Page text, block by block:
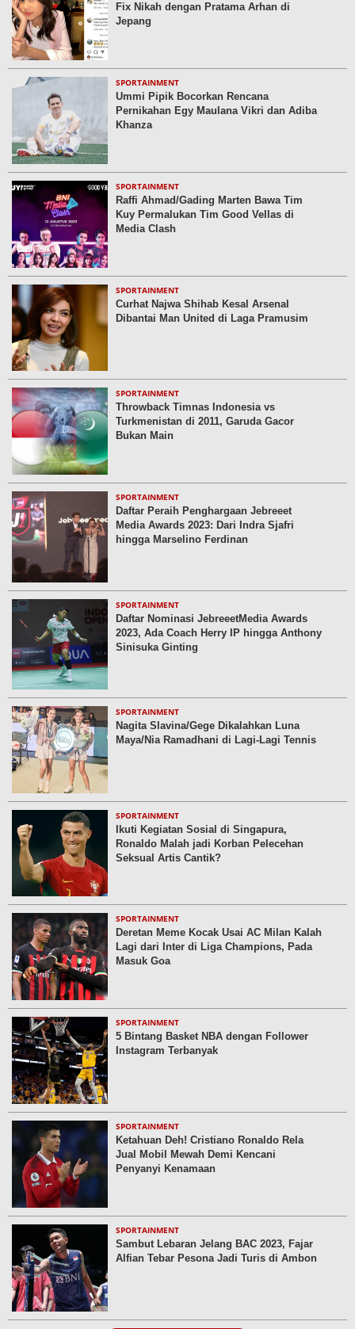
Fix Nikah dengan Pratama Arhan di
Jepang
SPORTAINMENT
Ummi Pipik Bocorkan Rencana
Pernikahan Egy Maulana Vikri dan Adiba
Khanza
SPORTAINMENT
Raffi Ahmad/Gading Marten Bawa Tim
Kuy Permalukan Tim Good Vellas di
Media Clash
SPORTAINMENT
Curhat Najwa Shihab Kesal Arsenal
Dibantai Man United di Laga Pramusim
SPORTAINMENT
Throwback Timnas Indonesia vs
Turkmenistan di 2011, Garuda Gacor
Bukan Main
SPORTAINMENT
Daftar Peraih Penghargaan Jebreeet
Media Awards 2023: Dari Indra Sjafri
hingga Marselino Ferdinan
SPORTAINMENT
Daftar Nominasi JebreeetMedia Awards
2023, Ada Coach Herry IP hingga Anthony
Sinisuka Ginting
SPORTAINMENT
Nagita Slavina/Gege Dikalahkan Luna
Maya/Nia Ramadhani di Lagi-Lagi Tennis
SPORTAINMENT
Ikuti Kegiatan Sosial di Singapura,
Ronaldo Malah jadi Korban Pelecehan
Seksual Artis Cantik?
SPORTAINMENT
Deretan Meme Kocak Usai AC Milan Kalah
Lagi dari Inter di Liga Champions, Pada
Masuk Goa
SPORTAINMENT
5 Bintang Basket NBA dengan Follower
Instagram Terbanyak
SPORTAINMENT
Ketahuan Deh! Cristiano Ronaldo Rela
Jual Mobil Mewah Demi Kencani
Penyanyi Kenamaan
SPORTAINMENT
Sambut Lebaran Jelang BAC 2023, Fajar
Alfian Tebar Pesona Jadi Turis di Ambon